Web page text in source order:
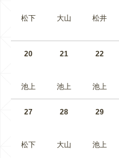
松下 大山 松井
20
池上
21
池上
22
池上
27
松下
28
大山
29
池上